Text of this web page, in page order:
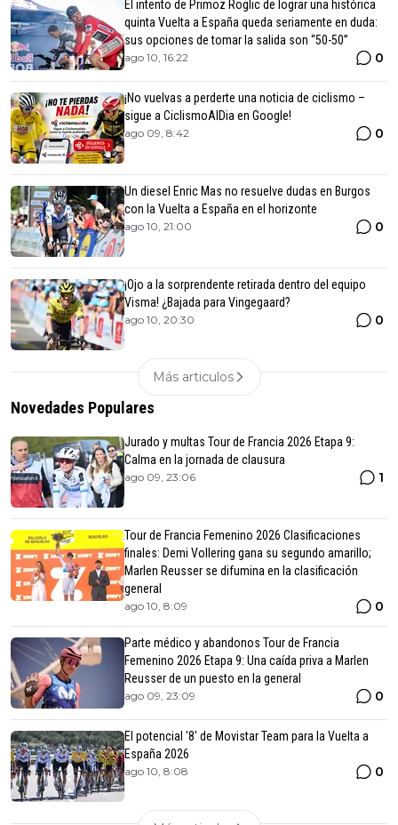
El intento de Primoz Roglic de lograr una histórica
quinta Vuelta a España queda seriamente en duda:
sus opciones de tomar la salida son “50-50”
ago 10, 16:22 0
¡No vuelvas a perderte una noticia de ciclismo –
sigue a CiclismoAlDia en Google!
ago 09, 8:42 0
Un diesel Enric Mas no resuelve dudas en Burgos
con la Vuelta a España en el horizonte
ago 10, 21:00 0
¡Ojo a la sorprendente retirada dentro del equipo
Visma! ¿Bajada para Vingegaard?
ago 10, 20:30 0
Más articulos
Novedades Populares
Jurado y multas Tour de Francia 2026 Etapa 9:
Calma en la jornada de clausura
ago 09, 23:06 1
Tour de Francia Femenino 2026 Clasificaciones
finales: Demi Vollering gana su segundo amarillo;
Marlen Reusser se difumina en la clasificación
general
ago 10, 8:09 0
Parte médico y abandonos Tour de Francia
Femenino 2026 Etapa 9: Una caída priva a Marlen
Reusser de un puesto en la general
ago 09, 23:09 0
El potencial '8' de Movistar Team para la Vuelta a
España 2026
ago 10, 8:08 0